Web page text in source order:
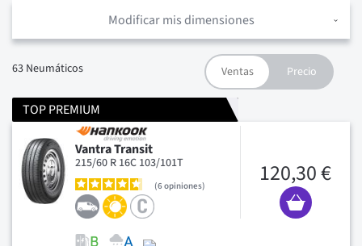
Modificar mis dimensiones
63 Neumáticos
TOP PREMIUM
Vantra Transit
215/60 R 16C 103/101T
6opiniones 120,30 €